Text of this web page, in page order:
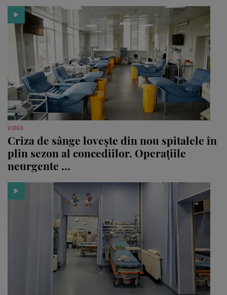
VIDEO
Criza de sânge lovește din nou spitalele în
plin sezon al concediilor. Operațiile
neurgente ...